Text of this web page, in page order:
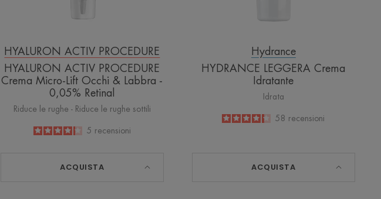
0,05%
HYALURON ACTIV PROCEDURE
HYALURON ACTIV PROCEDURE
Crema Micro-Lift Occhi & Labbra -
0,05% Retinal
Riduce le rughe - Riduce le rughe sottili
4.2
/
5
5 recensioni
ACQUISTA
Hydrance
HYDRANCE LEGGERA Crema
Idratante
Idrata
4.3
/
5
58 recensioni
ACQUISTA